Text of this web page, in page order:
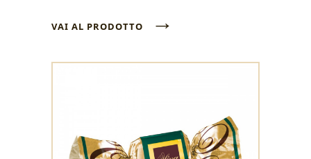
VAI AL PRODOTTO →